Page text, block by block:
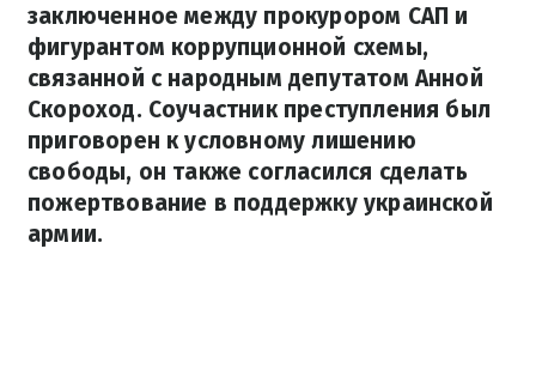
заключенное между прокурором САП и
фигурантом коррупционной схемы,
связанной с народным депутатом Анной
Скороход. Соучастник преступления был
приговорен к условному лишению
свободы, он также согласился сделать
пожертвование в поддержку украинской
армии.